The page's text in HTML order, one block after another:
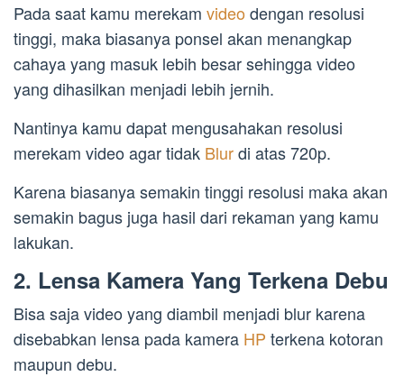
Pada saat kamu merekam video dengan resolusi
tinggi, maka biasanya ponsel akan menangkap
cahaya yang masuk lebih besar sehingga video
yang dihasilkan menjadi lebih jernih.
Nantinya kamu dapat mengusahakan resolusi
merekam video agar tidak Blurdi atas 720p.
Karena biasanya semakin tinggi resolusi maka akan
semakin bagus juga hasil dari rekaman yang kamu
lakukan.
2. Lensa Kamera Yang Terkena Debu
Bisa saja video yang diambil menjadi blur karena
disebabkan lensa pada kamera HP terkena kotoran
maupun debu.